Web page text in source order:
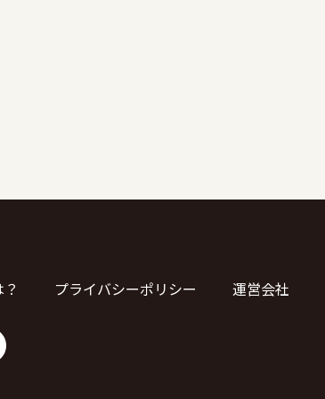
プライバシーポリシー 運営会社